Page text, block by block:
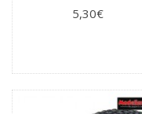
5,30€